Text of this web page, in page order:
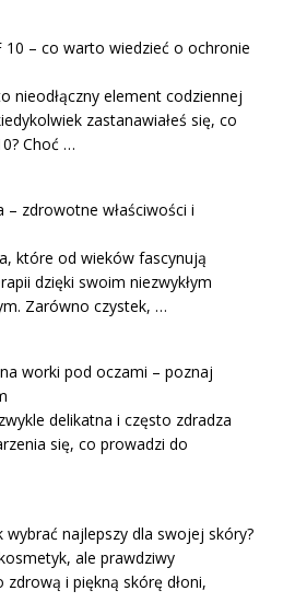
10 – co warto wiedzieć o ochronie
nieodłączny element codziennej
zastanawiałeś się, co
Choć …
– zdrowotne właściwości i
które od wieków fascynują
dzięki swoim niezwykłym
Zarówno czystek, …
worki pod oczami – poznaj
delikatna i często zdradza
się, co prowadzi do
wybrać najlepszy dla swojej skóry?
ale prawdziwy
i piękną skórę dłoni,